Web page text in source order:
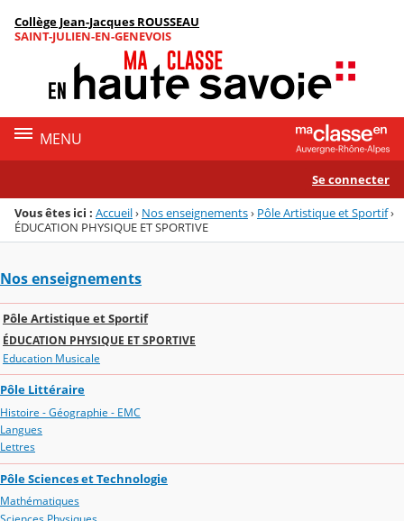
Menu de la rubrique
Contenu
Collège Jean-Jacques ROUSSEAU
SAINT-JULIEN-EN-GENEVOIS
MENU
Se connecter
Vous êtes ici : Accueil› Nos enseignements› Pôle Artistique et Sportif›
ÉDUCATION PHYSIQUE ET SPORTIVE
Nos enseignements
Pôle Artistique et Sportif
ÉDUCATION PHYSIQUE ET SPORTIVE
Education Musicale
Pôle Littéraire
Histoire - Géographie - EMC
Langues
Lettres
Pôle Sciences et Technologie
Mathématiques